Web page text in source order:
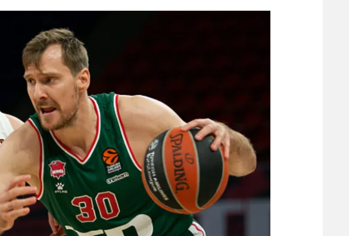
מדיניות פרטיות
תקנון פעילות ספורט 1
רשיון להקרנה פומבית לבית עסק
הצטרפות לחבילת הערוצים
הפועל תל אביב
הפועל חיפה
הפועל באר שבע
מכבי נתניה
בני יהודה